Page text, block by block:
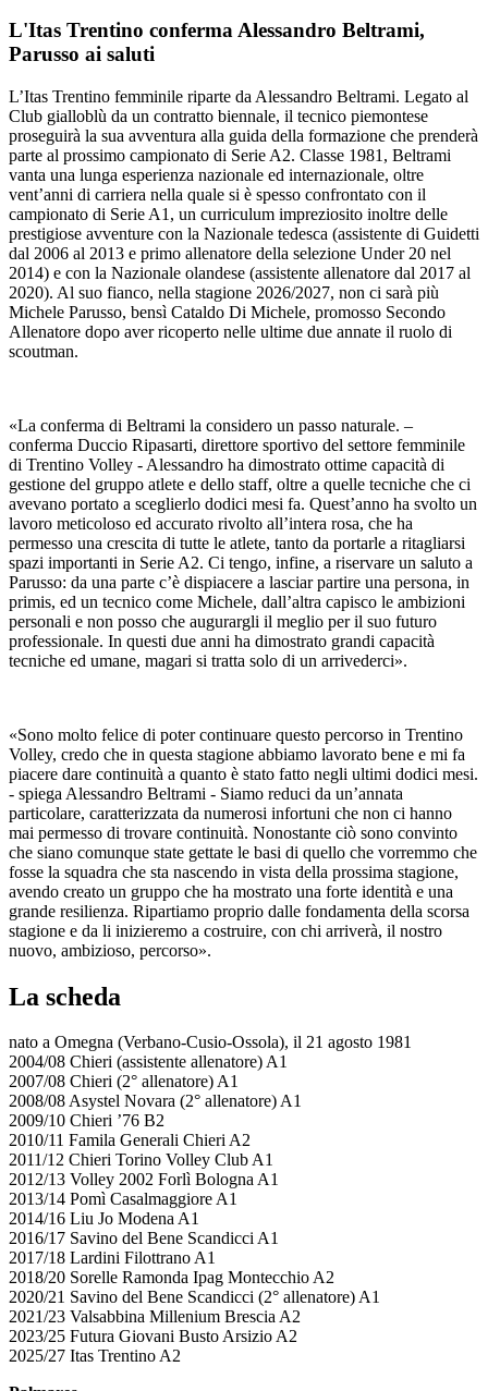
L'Itas Trentino conferma Alessandro Beltrami,
Parusso ai saluti
L’Itas Trentino femminile riparte da Alessandro Beltrami. Legato al
Club gialloblù da un contratto biennale, il tecnico piemontese
proseguirà la sua avventura alla guida della formazione che prenderà
parte al prossimo campionato di Serie A2. Classe 1981, Beltrami
vanta una lunga esperienza nazionale ed internazionale, oltre
vent’anni di carriera nella quale si è spesso confrontato con il
campionato di Serie A1, un curriculum impreziosito inoltre delle
prestigiose avventure con la Nazionale tedesca (assistente di Guidetti
dal 2006 al 2013 e primo allenatore della selezione Under 20 nel
2014) e con la Nazionale olandese (assistente allenatore dal 2017 al
2020). Al suo fianco, nella stagione 2026/2027, non ci sarà più
Michele Parusso, bensì Cataldo Di Michele, promosso Secondo
Allenatore dopo aver ricoperto nelle ultime due annate il ruolo di
scoutman.
«La conferma di Beltrami la considero un passo naturale. –
conferma Duccio Ripasarti, direttore sportivo del settore femminile
di Trentino Volley - Alessandro ha dimostrato ottime capacità di
gestione del gruppo atlete e dello staff, oltre a quelle tecniche che ci
avevano portato a sceglierlo dodici mesi fa. Quest’anno ha svolto un
lavoro meticoloso ed accurato rivolto all’intera rosa, che ha
permesso una crescita di tutte le atlete, tanto da portarle a ritagliarsi
spazi importanti in Serie A2. Ci tengo, infine, a riservare un saluto a
Parusso: da una parte c’è dispiacere a lasciar partire una persona, in
primis, ed un tecnico come Michele, dall’altra capisco le ambizioni
personali e non posso che augurargli il meglio per il suo futuro
professionale. In questi due anni ha dimostrato grandi capacità
tecniche ed umane, magari si tratta solo di un arrivederci».
«Sono molto felice di poter continuare questo percorso in Trentino
Volley, credo che in questa stagione abbiamo lavorato bene e mi fa
piacere dare continuità a quanto è stato fatto negli ultimi dodici mesi.
- spiega Alessandro Beltrami - Siamo reduci da un’annata
particolare, caratterizzata da numerosi infortuni che non ci hanno
mai permesso di trovare continuità. Nonostante ciò sono convinto
che siano comunque state gettate le basi di quello che vorremmo che
fosse la squadra che sta nascendo in vista della prossima stagione,
avendo creato un gruppo che ha mostrato una forte identità e una
grande resilienza. Ripartiamo proprio dalle fondamenta della scorsa
stagione e da li inizieremo a costruire, con chi arriverà, il nostro
nuovo, ambizioso, percorso».
La scheda
nato a Omegna (Verbano-Cusio-Ossola), il 21 agosto 1981
2004/08 Chieri (assistente allenatore) A1
2007/08 Chieri (2° allenatore) A1
2008/08 Asystel Novara (2° allenatore) A1
2009/10 Chieri ’76 B2
2010/11 Famila Generali Chieri A2
2011/12 Chieri Torino Volley Club A1
2012/13 Volley 2002 Forlì Bologna A1
2013/14 Pomì Casalmaggiore A1
2014/16 Liu Jo Modena A1
2016/17 Savino del Bene Scandicci A1
2017/18 Lardini Filottrano A1
2018/20 Sorelle Ramonda Ipag Montecchio A2
2020/21 Savino del Bene Scandicci (2° allenatore) A1
2021/23 Valsabbina Millenium Brescia A2
2023/25 Futura Giovani Busto Arsizio A2
2025/27 Itas Trentino A2